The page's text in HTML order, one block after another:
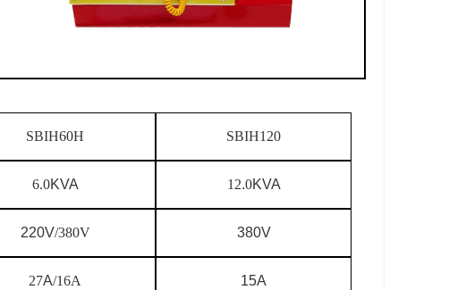
SBIH60H SBIH120
6.0KVA 12.0KVA
220V/380V 380V
27A/16A 15A